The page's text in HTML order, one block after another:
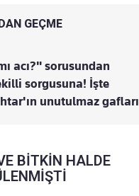
GEÇME
acı?" sorusundan
sorgusuna! İşte
unutulmaz gafları
BİTKİN HALDE